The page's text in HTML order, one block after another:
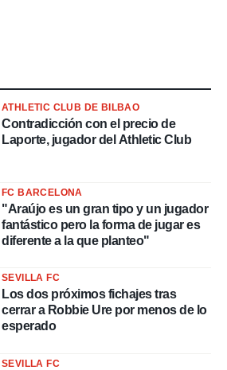
ATHLETIC CLUB DE BILBAO
Contradicción con el precio de
Laporte, jugador del Athletic Club
FC BARCELONA
"Araújo es un gran tipo y un jugador
fantástico pero la forma de jugar es
diferente a la que planteo"
SEVILLA FC
Los dos próximos fichajes tras
cerrar a Robbie Ure por menos de lo
esperado
SEVILLA FC